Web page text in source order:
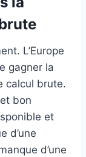
L’Europe
gagner la
calcul brute.
bon
et
d’une
d’une